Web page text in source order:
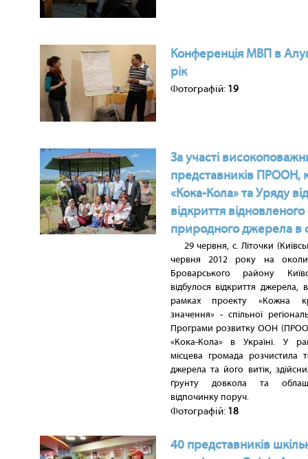
Конференція МВП в
рік
Фотографій: 19
За участі
представників ПРООН,
«Кока-Кола» та Уряду
відкриття відновленого
природного джерела в
29 червня, с. Літочки
червня 2012 року на
Броварського району
відбулося відкриття джерела,
рамках проекту «Кожна
значення» - спільної
Програми розвитку ООН
«Кока-Кола» в Україні. У
місцева громада розчистила
джерела та його витік,
ґрунту довкола та
відпочинку поруч.
Фотографій: 18
40 представників